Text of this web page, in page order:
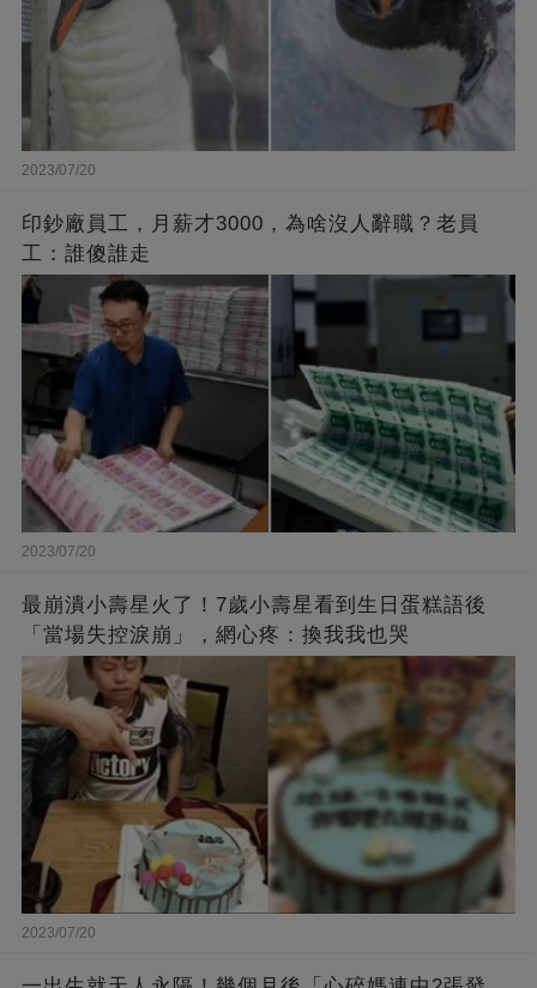
2023/07/20
印鈔廠員工，月薪才3000，為啥沒人辭職？老員
工：誰傻誰走
2023/07/20
最崩潰小壽星火了！7歲小壽星看到生日蛋糕語後
「當場失控淚崩」，網心疼：換我我也哭
2023/07/20